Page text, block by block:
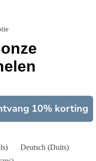
10% korting
) Deutsch (Duits)